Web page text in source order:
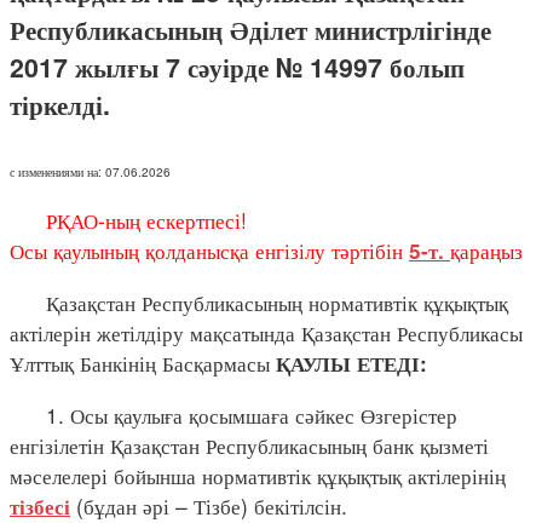
Республикасының Әділет министрлігінде
2017 жылғы 7 сәуірде № 14997 болып
тіркелді.
с изменениями на: 07.06.2026
РҚАО-ның ескертпесі!
Осы қаулының қолданысқа енгізілу тәртібін 5-т. қараңыз
Қазақстан Республикасының нормативтік құқықтық
актілерін жетілдіру мақсатында Қазақстан Республикасы
Ұлттық Банкінің Басқармасы ҚАУЛЫ ЕТЕДІ:
1. Осы қаулыға қосымшаға сәйкес Өзгерістер
енгізілетін Қазақстан Республикасының банк қызметі
мәселелері бойынша нормативтік құқықтық актілерінің
тізбесі (бұдан әрі – Тізбе) бекітілсін.